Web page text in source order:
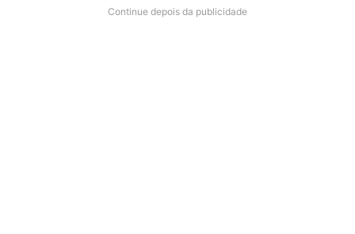
Continue depois da publicidade